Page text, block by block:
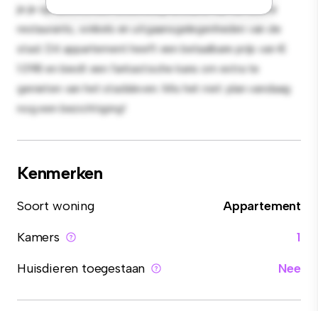
je je op slechts een steenworp afstand van de beste
restaurants, winkels en uitgaansgelegenheden van de
stad. Dit appartement heeft een betaalbare prijs van €
1.098 en biedt een fantastische kans om extra te
genieten van het stadsleven. Mis het niet: plan vandaag
nog een bezichtiging!
Kenmerken
Soort woning
Appartement
Kamers
1
Huisdieren toegestaan
Nee